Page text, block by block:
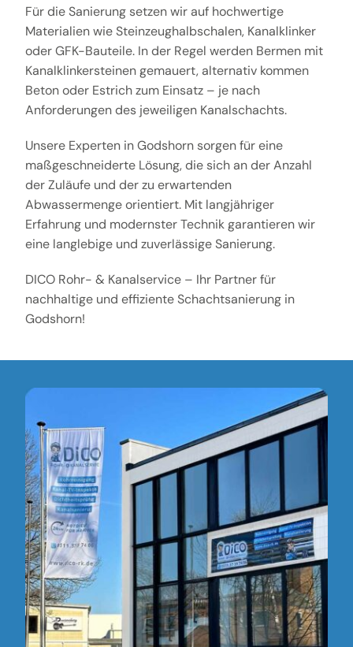
Für die Sanierung setzen wir auf hochwertige
Materialien wie Steinzeughalbschalen, Kanalklinker
oder GFK-Bauteile. In der Regel werden Bermen mit
Kanalklinkersteinen gemauert, alternativ kommen
Beton oder Estrich zum Einsatz – je nach
Anforderungen des jeweiligen Kanalschachts.
Unsere Experten in Godshorn sorgen für eine
maßgeschneiderte Lösung, die sich an der Anzahl
der Zuläufe und der zu erwartenden
Abwassermenge orientiert. Mit langjähriger
Erfahrung und modernster Technik garantieren wir
eine langlebige und zuverlässige Sanierung.
DICO Rohr- & Kanalservice – Ihr Partner für
nachhaltige und effiziente Schachtsanierung in
Godshorn!